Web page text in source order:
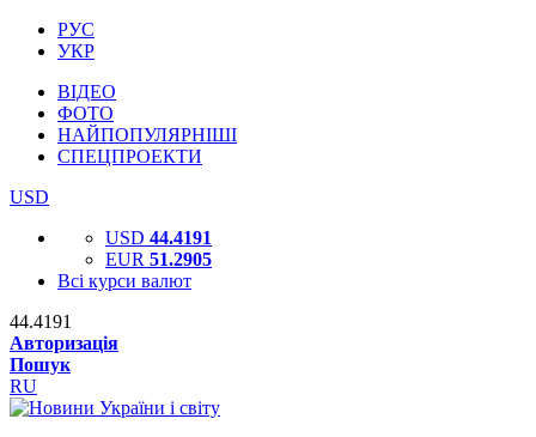
РУС
УКР
ВІДЕО
ФОТО
НАЙПОПУЛЯРНІШІ
СПЕЦПРОЕКТИ
USD
USD 44.4191
EUR 51.2905
Всі курси валют
44.4191
Авторизація
Пошук
RU